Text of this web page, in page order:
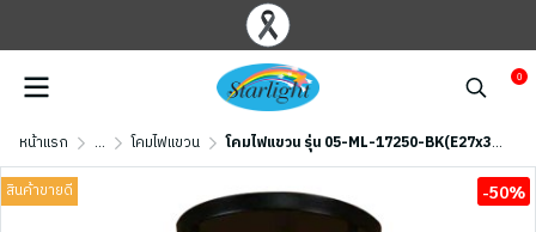
0
หน้าแรก ... โคมไฟแขวน โคมไฟแขวน รุ่น 05-ML-17250-BK(E27x3) สีดำ
สินค้าขายดี -50%